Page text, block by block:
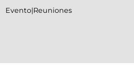
Evento|Reuniones